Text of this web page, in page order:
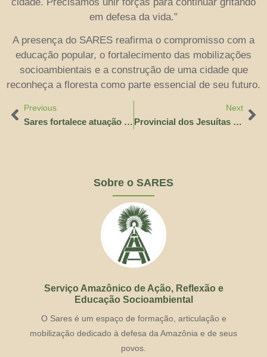
em defesa da vida.”
A presença do SARES reafirma o compromisso com a
educação popular, o fortalecimento das mobilizações
socioambientais e a construção de uma cidade que
reconheça a floresta como parte essencial de seu futuro.
Previous
Sares fortalece atuação com chegada de novo coordenador de projetos
Next
Provincial dos Jesuítas do Brasil realiza visita ao Núcleo Apostólico Manaus
Sobre o SARES
Serviço Amazônico de Ação, Reflexão e
Educação Socioambiental
O Sares é um espaço de formação, articulação e
mobilização dedicado à defesa da Amazônia e de seus
povos.